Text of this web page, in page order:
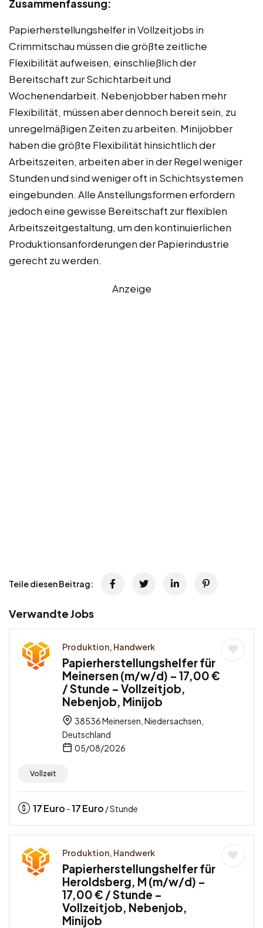
Zusammenfassung:
Papierherstellungshelfer in Vollzeitjobs in
Crimmitschau müssen die größte zeitliche
Flexibilität aufweisen, einschließlich der
Bereitschaft zur Schichtarbeit und
Wochenendarbeit. Nebenjobber haben mehr
Flexibilität, müssen aber dennoch bereit sein, zu
unregelmäßigen Zeiten zu arbeiten. Minijobber
haben die größte Flexibilität hinsichtlich der
Arbeitszeiten, arbeiten aber in der Regel weniger
Stunden und sind weniger oft in Schichtsystemen
eingebunden. Alle Anstellungsformen erfordern
jedoch eine gewisse Bereitschaft zur flexiblen
Arbeitszeitgestaltung, um den kontinuierlichen
Produktionsanforderungen der Papierindustrie
gerecht zu werden.
Anzeige
Teile diesen Beitrag:
Verwandte Jobs
Produktion, Handwerk
Papierherstellungshelfer für
Meinersen (m/w/d) – 17,00 €
/ Stunde – Vollzeitjob,
Nebenjob, Minijob
38536 Meinersen, Niedersachsen,
Deutschland
05/08/2026
Vollzeit
17Euro -17Euro / Stunde
Produktion, Handwerk
Papierherstellungshelfer für
Heroldsberg, M (m/w/d) –
17,00 € / Stunde –
Vollzeitjob, Nebenjob,
Minijob